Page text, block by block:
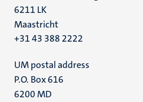
6211 LK
Maastricht
+31 43 388 2222
UM postal address
P.O. Box 616
6200 MD